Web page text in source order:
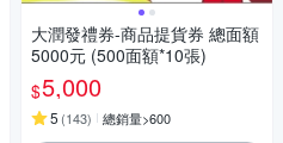
大潤發禮券-商品提貨券 總面額
5000元 (500面額*10張)
$5,000
5 (143) 總銷量>600